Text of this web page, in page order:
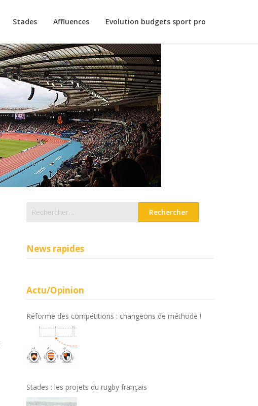
Stades Affluences Evolution budgets sport pro
Rechercher :
News rapides
Actu/Opinion
Réforme des compétitions : changeons de méthode !
Stades : les projets du rugby français